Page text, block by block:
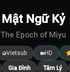
Mật Ngữ Kỷ
The Epoch of Miyu
Vietsub HD
Gia Đình Tâm Lý